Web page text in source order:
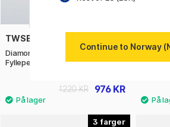
TWSBI
Diamond 580ALR Nickel Gray
Fyllepenn
976 KR
1220 KR
3
Continue to Norway